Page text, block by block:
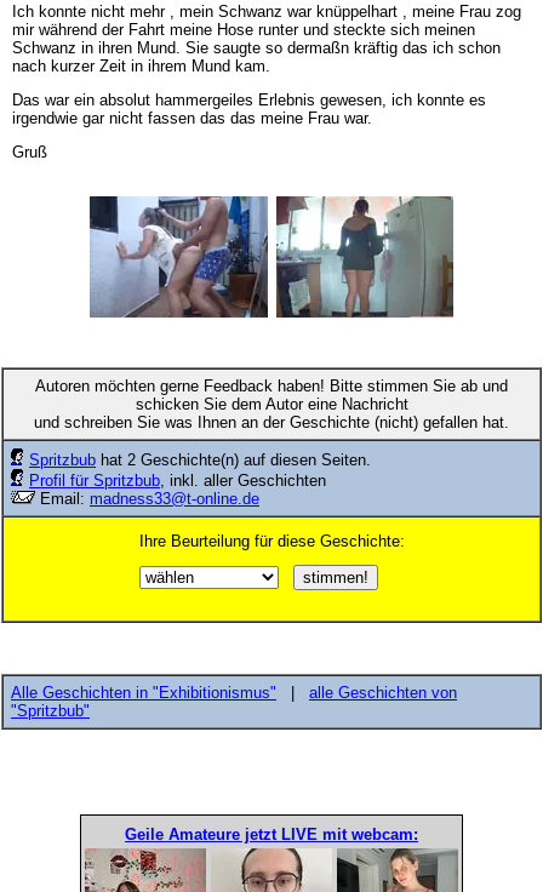
Ich konnte nicht mehr , mein Schwanz war knüppelhart , meine Frau zog
mir während der Fahrt meine Hose runter und steckte sich meinen
Schwanz in ihren Mund. Sie saugte so dermaßn kräftig das ich schon
nach kurzer Zeit in ihrem Mund kam.
Das war ein absolut hammergeiles Erlebnis gewesen, ich konnte es
irgendwie gar nicht fassen das das meine Frau war.
Gruß
Autoren möchten gerne Feedback haben! Bitte stimmen Sie ab und
schicken Sie dem Autor eine Nachricht
und schreiben Sie was Ihnen an der Geschichte (nicht) gefallen hat.
Spritzbub hat 2 Geschichte(n) auf diesen Seiten.
Profil für Spritzbub, inkl. aller Geschichten
Email: madness33@t-online.de
Ihre Beurteilung für diese Geschichte:
Alle Geschichten in "Exhibitionismus"
alle Geschichten von
"Spritzbub"
Geile Amateure jetzt LIVE mit webcam: